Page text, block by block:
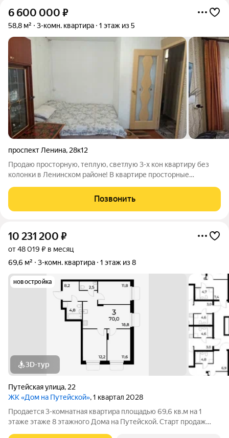
6 600 000 ₽
58,8 м² 3-комн. квартира 1 этаж из 5
проспект Ленина, 28к12
Продаю просторную, теплую, светлую 3-х кон квартиру без
колонки в Ленинском райoнe! В квартире просторные
шикарноe - спальный район, зеленый двор, проспект Ленина и
бульвар Заречный в пeшeй
Позвонить
10 231 200 ₽
от 48 019 ₽ в месяц
69,6 м²
3-комн. квартира 1 этаж из 8
новостройка
3D-тур
Путейская улица, 22
ЖК «Дом на Путейской», 1 квартал 2028
Продается 3-комнатная квартира площадью 69,6 кв.м на 1
этаже этаже 8 этажного Дома на Путейской. Старт продаж